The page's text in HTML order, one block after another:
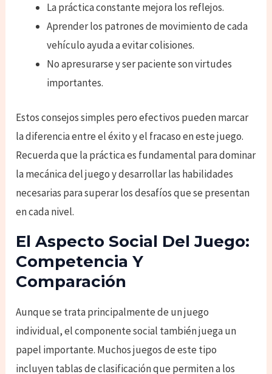
La práctica constante mejora los reflejos.
Aprender los patrones de movimiento de cada
vehículo ayuda a evitar colisiones.
No apresurarse y ser paciente son virtudes
importantes.
Estos consejos simples pero efectivos pueden marcar
la diferencia entre el éxito y el fracaso en este juego.
Recuerda que la práctica es fundamental para dominar
la mecánica del juego y desarrollar las habilidades
necesarias para superar los desafíos que se presentan
en cada nivel.
El Aspecto Social Del Juego:
Competencia Y
Comparación
Aunque se trata principalmente de un juego
individual, el componente social también juega un
papel importante. Muchos juegos de este tipo
incluyen tablas de clasificación que permiten a los